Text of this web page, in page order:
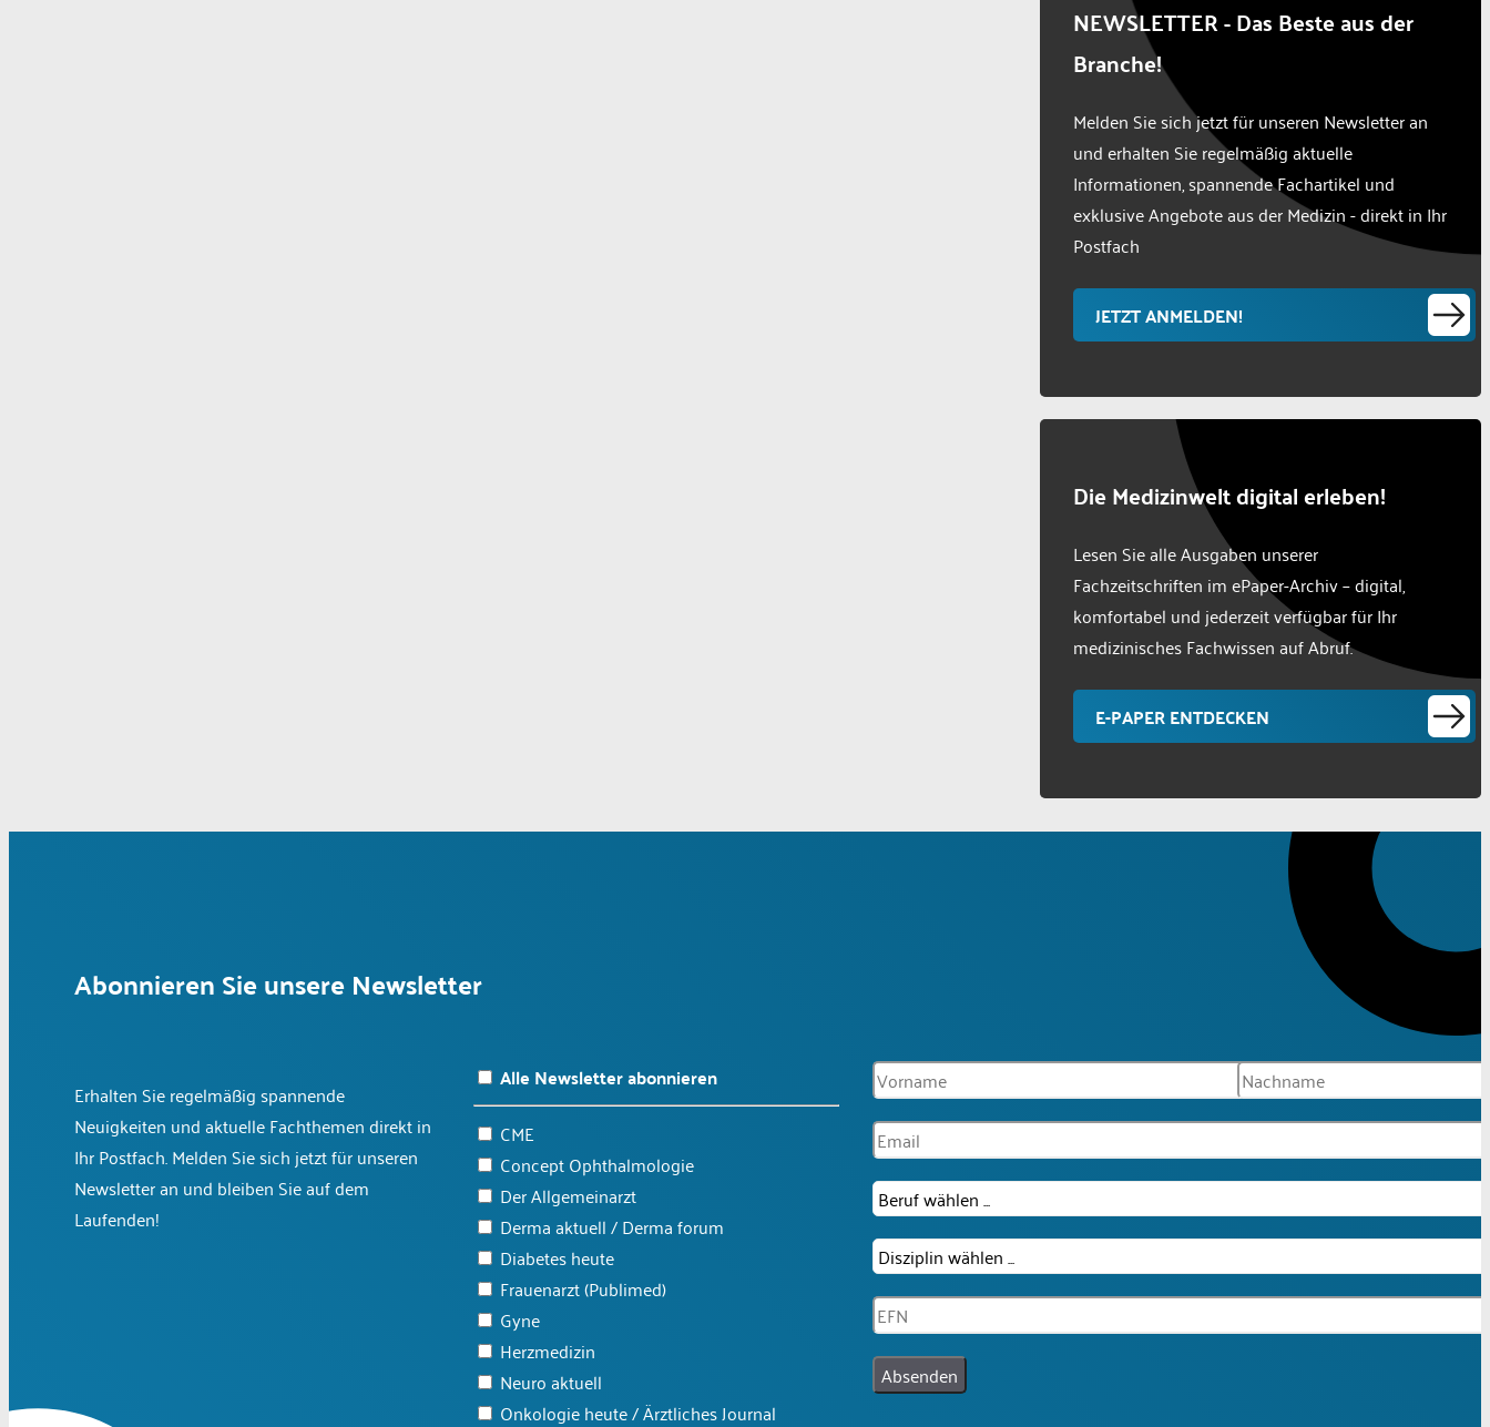
NEWSLETTER - Das Beste aus der
Branche!
Melden Sie sich jetzt für unseren Newsletter an
und erhalten Sie regelmäßig aktuelle
Informationen, spannende Fachartikel und
exklusive Angebote aus der Medizin - direkt in Ihr
Postfach
JETZT ANMELDEN!
Die Medizinwelt digital erleben!
Lesen Sie alle Ausgaben unserer
Fachzeitschriften im ePaper-Archiv – digital,
komfortabel und jederzeit verfügbar für Ihr
medizinisches Fachwissen auf Abruf.
E-PAPER ENTDECKEN
Abonnieren Sie unsere Newsletter
Erhalten Sie regelmäßig spannende
Neuigkeiten und aktuelle Fachthemen direkt in
Ihr Postfach. Melden Sie sich jetzt für unseren
Newsletter an und bleiben Sie auf dem
Laufenden!
Alle Newsletter abonnieren
CME
Concept Ophthalmologie
Der Allgemeinarzt
Derma aktuell / Derma forum
Diabetes heute
Frauenarzt (Publimed)
Gyne
Herzmedizin
Neuro aktuell
Onkologie heute / Ärztliches Journal
Absenden